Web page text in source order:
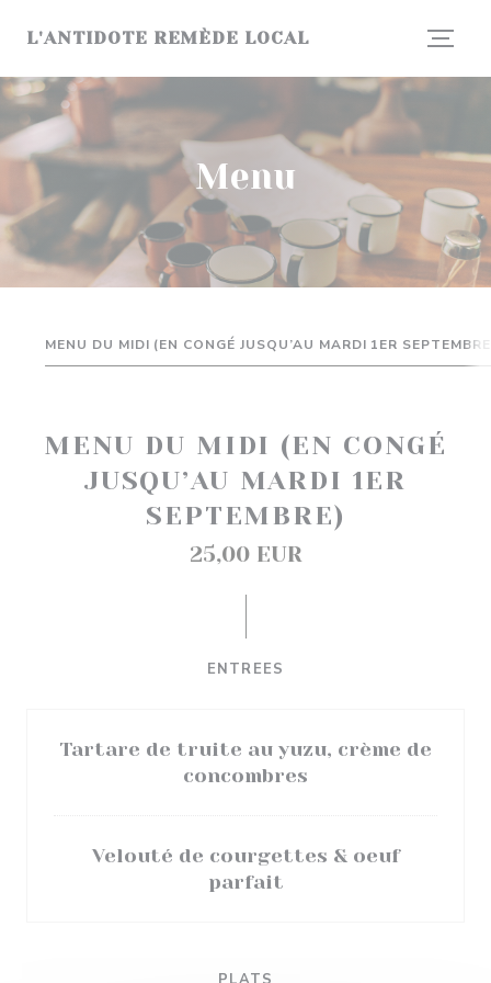
L'ANTIDOTE REMÈDE LOCAL
Menu
MENU DU MIDI (EN CONGÉ JUSQU’AU MARDI 1ER
MENU DU MIDI (EN CONGÉ
JUSQU’AU MARDI 1ER
SEPTEMBRE)
25,00 EUR
ENTREES
Tartare de truite au yuzu, crème de
concombres
Velouté de courgettes & oeuf
parfait